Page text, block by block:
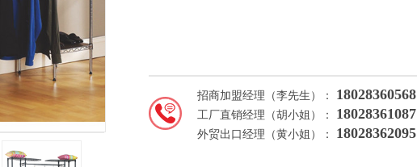
招商加盟经理（李先生）： 18028360568
工厂直销经理（胡小姐）： 18028361087
外贸出口经理（黄小姐）： 18028362095